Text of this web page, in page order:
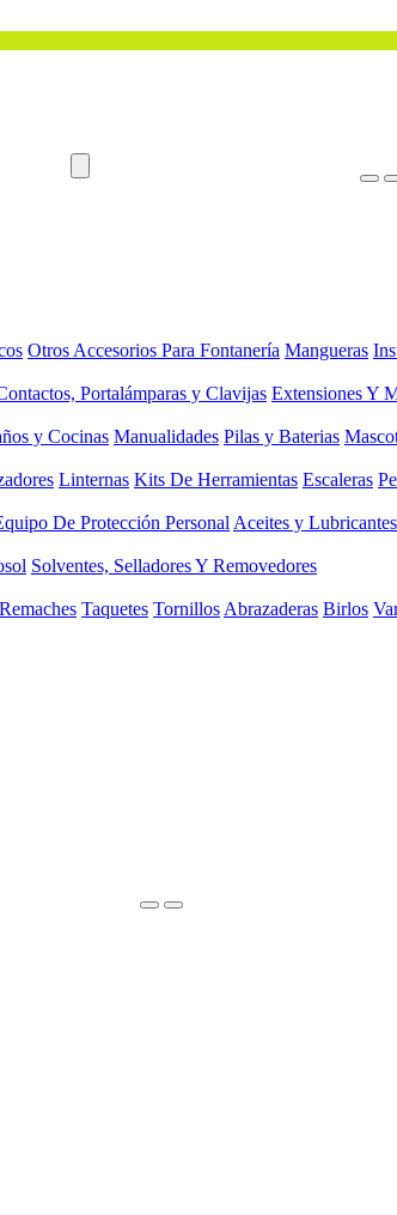
Otros Accesorios Para Fontanería Mangueras
Portalámparas y Clavijas Extensiones Y
y Cocinas Manualidades Pilas y Baterias
Linternas Kits De Herramientas Escaleras
De Protección Personal Aceites y Lubricantes
Solventes, Selladores Y Removedores
Remaches Taquetes Tornillos Abrazaderas Birlos